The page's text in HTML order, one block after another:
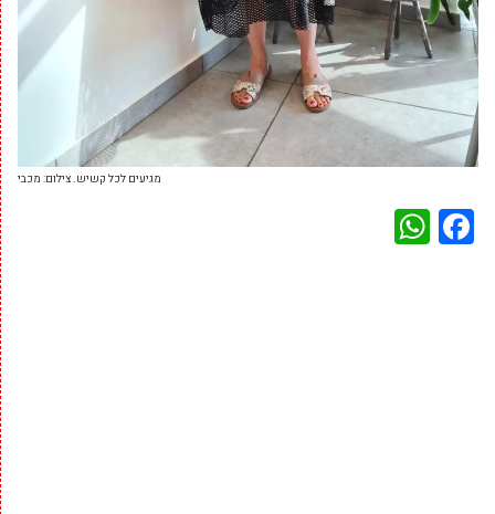
מגיעים לכל קשיש. צילום: מכבי
Facebook